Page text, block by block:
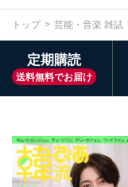
トップ 芸能・音楽 雑誌
定期購読
送料無料でお届け